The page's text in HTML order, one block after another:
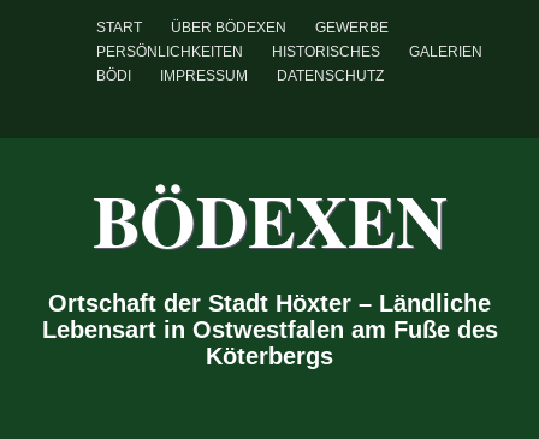
START ÜBER BÖDEXEN
GEWERBE
PERSÖNLICHKEITEN
HISTORISCHES
GALERIEN
BÖDI
IMPRESSUM DATENSCHUTZ
BÖDEXEN
Ortschaft der Stadt Höxter – Ländliche
Lebensart in Ostwestfalen am Fuße des
Köterbergs